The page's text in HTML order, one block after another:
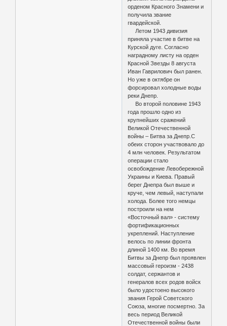
орденом Красного Знамени и
получила звание
гвардейской.
Летом 1943 дивизия
приняла участие в битве на
Курской дуге. Согласно
наградному листу на орден
Красной Звезды 8 августа
Иван Гаврилович был ранен.
Но уже в октябре он
форсировал холодные воды
реки Днепр.
Во второй половине 1943
года прошло одно из
крупнейших сражений
Великой Отечественной
войны – Битва за Днепр.С
обеих сторон участвовало до
4 млн человек. Результатом
операции стало
освобождение Левобережной
Украины и Киева. Правый
берег Днепра был выше и
круче, чем левый, наступали
холода. Более того немцы
построили на нем
«Восточный вал» - систему
фортификационных
укреплений. Наступление
велось по линии фронта
длиной 1400 км. Во время
Битвы за Днепр был проявлен
массовый героизм - 2438
солдат, сержантов и
генералов всех родов войск
было удостоено высокого
звания Герой Советского
Союза, многие посмертно. За
весь период Великой
Отечественной войны были